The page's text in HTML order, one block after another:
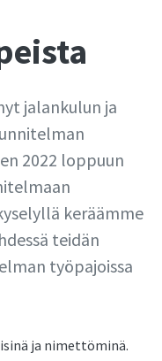
jalankulun ja
2022 loppuun
keräämme
teidän
työpajoissa
ja nimettöminä.